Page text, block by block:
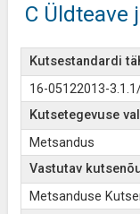
C Üldteave
Kutsestandardi
16-05122013-
Kutsetegevuse
Metsandus
Vastutav
Metsanduse